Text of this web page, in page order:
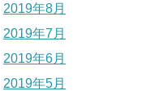
2019年8月
2019年7月
2019年6月
2019年5月